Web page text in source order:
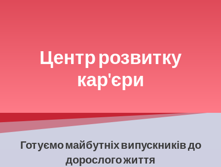
Центр розвитку
кар'єри
Готуємо майбутніх випускників до
дорослого життя